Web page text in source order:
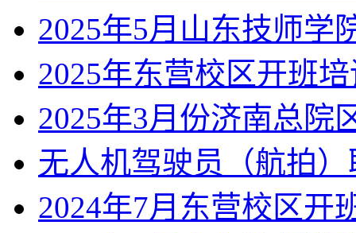
2025年5月山东技师学
2025年东营校区开班
2025年3月份济南总院
无人机驾驶员（航拍
2024年7月东营校区开